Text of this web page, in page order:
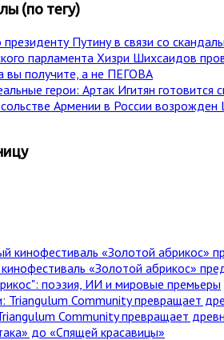
(по тегу)
Путину в связи со
парламента Хизри Шихсаидов
вы получите, а не ПЕГОВА
герои: Артак Игитян
Армении в России возрожден
«Золотой абрикос»
поэзия, ИИ и мировые премьеры
Community превращает